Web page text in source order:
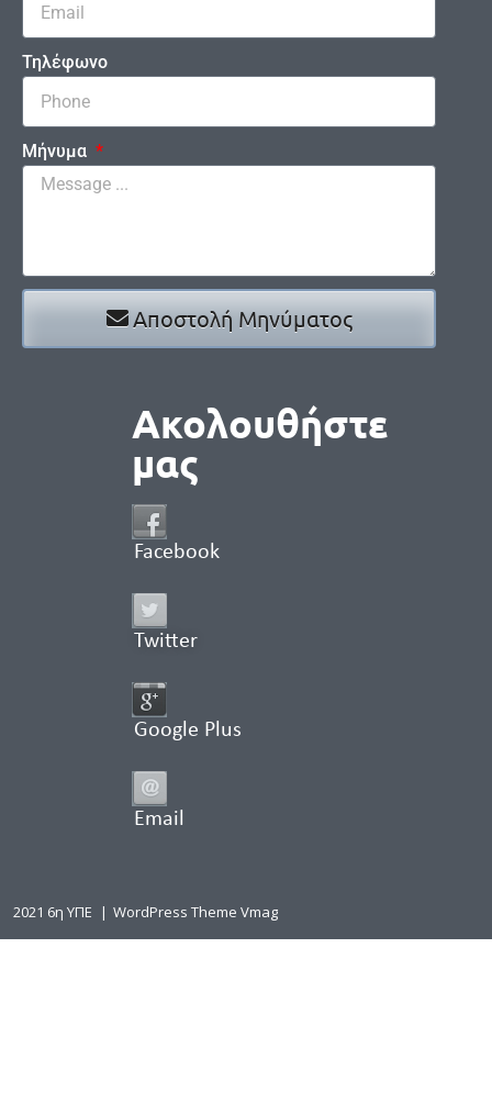
Τηλέφωνο
Μήνυμα
Αποστολή Μηνύματος
Ακολουθήστε
μας
Facebook
Twitter
Google Plus
Email
2021 6η ΥΠΕ | WordPress Theme Vmag